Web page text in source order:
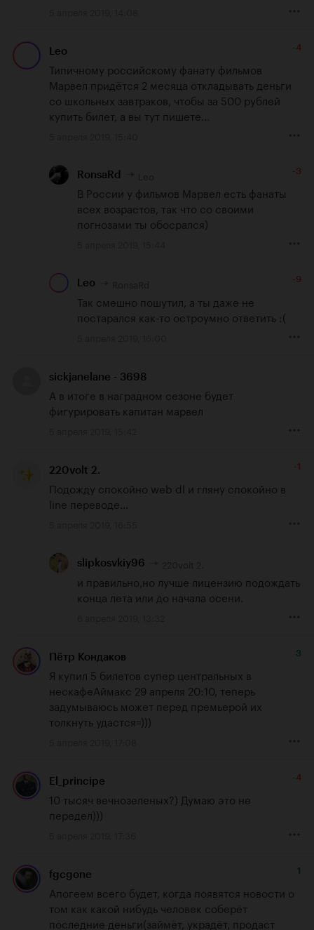
Leo -4
Типичному российскому фанату фильмов
Марвел придётся 2 месяца откладывать деньги
со школьных завтраков, чтобы за 500 рублей
купить билет, а вы тут пишете...
RonsaRd -3
В России у фильмов Марвел есть фанаты
всех возрастов, так что со своими
погнозами ты обосрался)
Leo -9
Так смешно пошутил, а ты даже не
постарался как-то остроумно ответить :(
sickjanelane - 3698
А в итоге в наградном сезоне будет
фигурировать капитан марвел
220volt 2. -1
Подожду спокойно web dl и гляну спокойно в
line переводе...
slipkosvkiy96
и правильно,но лучше лицензию подождать
конца лета или до начала осени.
Пётр Кондаков 3
Я купил 5 билетов супер центральных в
нескафеАймакс 29 апреля 20:10, теперь
задумываюсь может перед премьерой их
толкнуть удастся=)))
El_principe -4
10 тысяч вечнозеленых?) Думаю это не
передел)))
fgcgone 1
Апогеем всего будет, когда появятся новости о
том как какой нибудь человек соберёт
последние деньги(займёт, украдёт, продаст